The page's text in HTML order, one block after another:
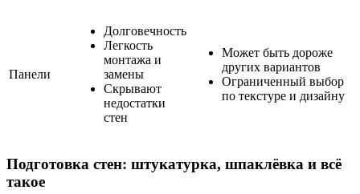
Панели
Долговечность
Легкость
монтажа и
замены
Скрывают
недостатки
стен
Может быть дороже
других вариантов
Ограниченный выбор
по текстуре и дизайну
Подготовка стен: штукатурка, шпаклёвка и всё
такое